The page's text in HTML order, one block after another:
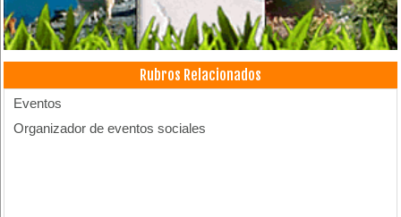
Rubros Relacionados
Eventos
Organizador de eventos sociales